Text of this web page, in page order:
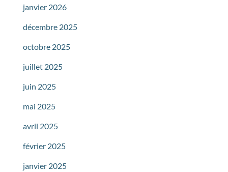
janvier 2026
décembre 2025
octobre 2025
juillet 2025
juin 2025
mai 2025
avril 2025
février 2025
janvier 2025